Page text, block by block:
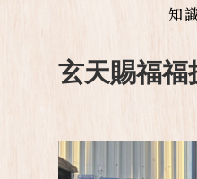
知
玄天賜福福